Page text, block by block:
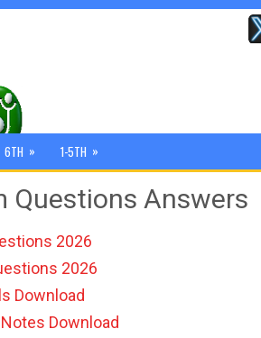
6TH » 1-5TH »
Questions Answers
2026
2026
Download
Download